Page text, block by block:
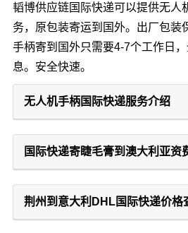
韬博供应链国际快递可以提供无人
务，原包装寄运到国外。出厂包装
手柄寄到国外只需要4-7个工作日
息。安全快速。
无人机手柄国际快递服务介绍
国际快递寄睫毛膏到澳大利亚资
荆州到意大利DHL国际快递价格